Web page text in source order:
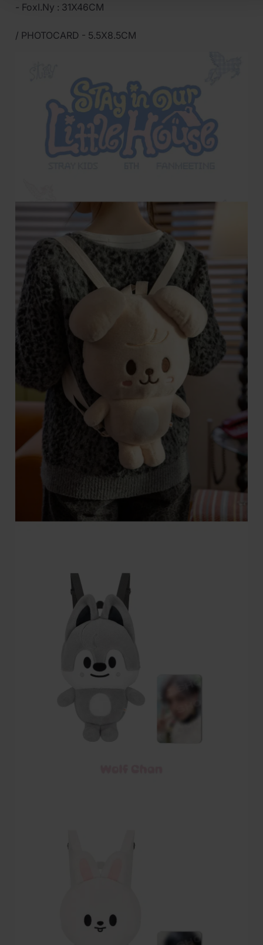
- FoxI.Ny : 31X46CM
/ PHOTOCARD - 5.5X8.5CM